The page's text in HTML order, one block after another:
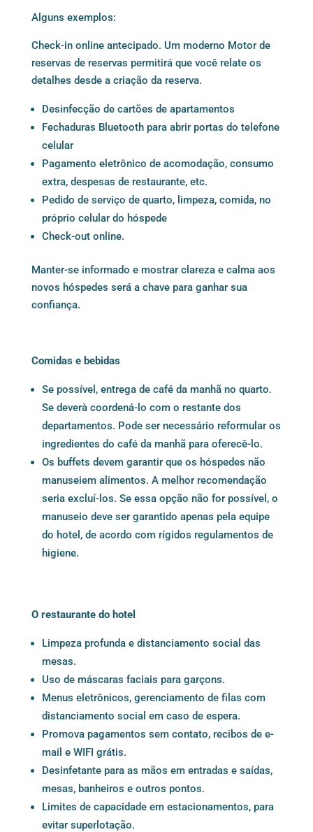
Alguns exemplos:
Check-in online antecipado. Um moderno Motor de
reservas de reservas permitirá que você relate os
detalhes desde a criação da reserva.
Desinfecção de cartões de apartamentos
Fechaduras Bluetooth para abrir portas do telefone
celular
Pagamento eletrônico de acomodação, consumo
extra, despesas de restaurante, etc.
Pedido de serviço de quarto, limpeza, comida, no
próprio celular do hóspede
Check-out online.
Manter-se informado e mostrar clareza e calma aos
novos hóspedes será a chave para ganhar sua
confiança.
Comidas e bebidas
Se possível, entrega de café da manhã no quarto.
Se deverà coordená-lo com o restante dos
departamentos. Pode ser necessário reformular os
ingredientes do café da manhã para oferecê-lo.
Os buffets devem garantir que os hóspedes não
manuseiem alimentos. A melhor recomendação
seria excluí-los. Se essa opção não for possível, o
manuseio deve ser garantido apenas pela equipe
do hotel, de acordo com rígidos regulamentos de
higiene.
O restaurante do hotel
Limpeza profunda e distanciamento social das
mesas.
Uso de máscaras faciais para garçons.
Menus eletrônicos, gerenciamento de filas com
distanciamento social em caso de espera.
Promova pagamentos sem contato, recibos de e-
mail e WIFI grátis.
Desinfetante para as mãos em entradas e saídas,
mesas, banheiros e outros pontos.
Limites de capacidade em estacionamentos, para
evitar superlotação.